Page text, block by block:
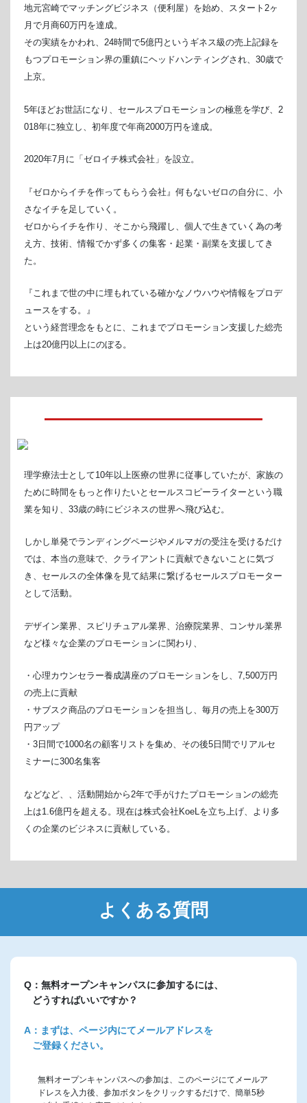
地元宮崎でマッチングビジネス（便利屋）を始め、スタート2ヶ
月で月商60万円を達成。
その実績をかわれ、24時間で5億円というギネス級の売上記録を
もつプロモーション界の重鎮にヘッドハンティングされ、30歳で
上京。
5年ほどお世話になり、セールスプロモーションの極意を学び、2
018年に独立し、初年度で年商2000万円を達成。
2020年7月に「ゼロイチ株式会社」を設立。
『ゼロからイチを作ってもらう会社』何もないゼロの自分に、小
さなイチを足していく。
ゼロからイチを作り、そこから飛躍し、個人で生きていく為の考
え方、技術、情報でかず多くの集客・起業・副業を支援してき
た。
『これまで世の中に埋もれている確かなノウハウや情報をプロデ
ュースをする。』
という経営理念をもとに、これまでプロモーション支援した総売
上は20億円以上にのぼる。
理学療法士として10年以上医療の世界に従事していたが、家族の
ために時間をもっと作りたいとセールスコピーライターという職
業を知り、33歳の時にビジネスの世界へ飛び込む。
しかし単発でランディングページやメルマガの受注を受けるだけ
では、本当の意味で、クライアントに貢献できないことに気づ
き、セールスの全体像を見て結果に繋げるセールスプロモーター
として活動。
デザイン業界、スピリチュアル業界、治療院業界、コンサル業界
など様々な企業のプロモーションに関わり、
・心理カウンセラー養成講座のプロモーションをし、7,500万円
の売上に貢献
・サブスク商品のプロモーションを担当し、毎月の売上を300万
円アップ
・3日間で1000名の顧客リストを集め、その後5日間でリアルセ
ミナーに300名集客
などなど、、活動開始から2年で手がけたプロモーションの総売
上は1.6億円を超える。現在は株式会社KoeLを立ち上げ、より多
くの企業のビジネスに貢献している。
よくある質問
Q：無料オープンキャンパスに参加するには、
どうすればいいですか？
A：まずは、ページ内にてメールアドレスを
ご登録ください。
無料オープンキャンパスへの参加は、このページにてメールア
ドレスを入力後、参加ボタンをクリックするだけで、簡単5秒